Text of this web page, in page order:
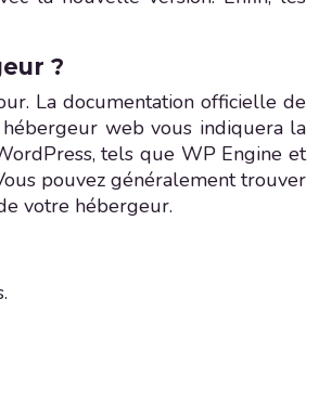
?
La documentation officielle de
web vous indiquera la
tels que WP Engine et
pouvez généralement trouver
votre hébergeur.